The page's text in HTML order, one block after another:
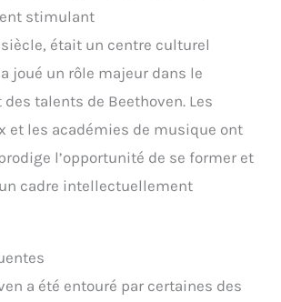
stimulant
siècle, était un centre culturel
joué un rôle majeur dans le
talents de Beethoven. Les
et les académies de musique ont
l’opportunité de se former et
cadre intellectuellement
a été entouré par certaines des